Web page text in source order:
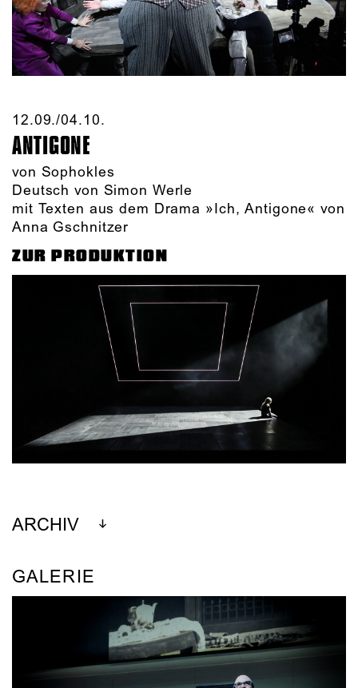
12.09./​04.10.​
ANTIGONE
von Sophokles
Deutsch von Simon Werle
mit Texten aus dem Drama »Ich, Antigone« von
Anna Gschnitzer
ZUR PRODUKTION
ARCHIV
GALERIE